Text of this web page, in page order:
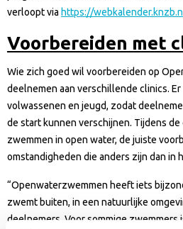
verloopt via https://
Voorbereiden met
Wie zich goed wil voorbereiden op
deelnemen aan verschillende clinics.
volwassenen en jeugd, zodat
de start kunnen verschijnen. Tijdens
zwemmen in open water, de juiste
omstandigheden die anders zijn dan in
“Openwaterzwemmen heeft iets
zwemt buiten, in een natuurlijke
deelnemers. Voor sommige zwemmers